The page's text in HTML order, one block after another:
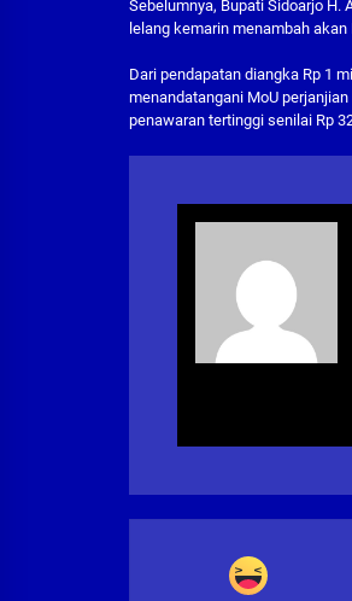
Sebelumnya, Bupati Sidoarjo
lelang kemarin menambah
Dari pendapatan diangka Rp 1
menandatangani MoU
penawaran tertinggi senilai Rp